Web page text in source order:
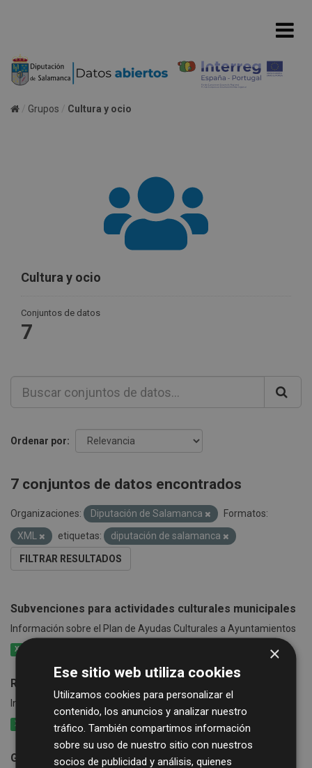
Grupos Cultura y ocio
Cultura y ocio
Conjuntos de datos
7
Ordenar por
7 conjuntos de datos encontrados
Organizaciones: Diputación de Salamanca
Formatos:
XML
etiquetas: diputación de salamanca
FILTRAR RESULTADOS
Subvenciones para actividades culturales municipales
Información sobre el Plan de Ayudas Culturales a Ayuntamientos
XLSX
Rutas de Bibliobús
Información de las rutas y calendario del Servicio de Bibliobús
XLSX CSV XML
Guía de Recursos Culturales
×
Ese sitio web utiliza cookies
Utilizamos cookies para personalizar el
contenido, los anuncios y analizar nuestro
tráfico. También compartimos información
sobre su uso de nuestro sitio con nuestros
socios de publicidad y análisis, quienes